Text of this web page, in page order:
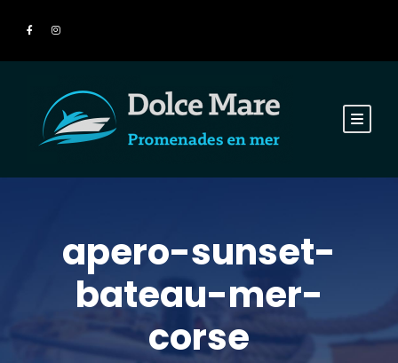
apero-sunset-
bateau-mer-
corse